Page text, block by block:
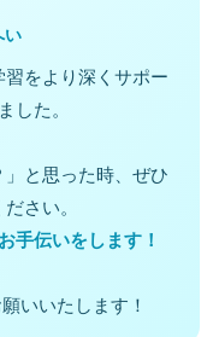
い
習をより深くサポー
した。
と思った時、ぜひ
さい。
手伝いをします！
いいたします！